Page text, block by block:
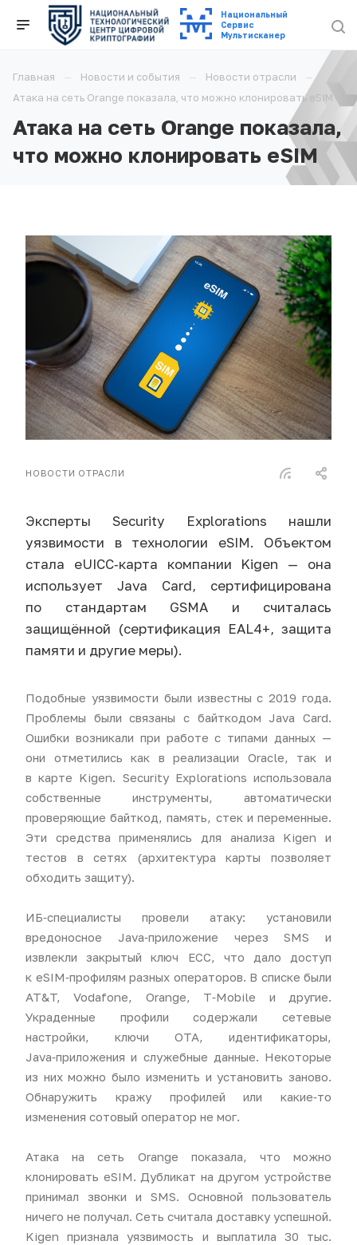
Национальный
Cервис
Мультисканер
Главная Новости и события
Новости отрасли
Атака на сеть Orange показала, что можно клонировать eSIM
Атака на сеть Orange показала,
что можно клонировать eSIM
НОВОСТИ ОТРАСЛИ
Эксперты Security Explorations нашли
уязвимости в технологии eSIM. Объектом
стала eUICC‑карта компании Kigen — она
использует Java Card, сертифицирована
по стандартам GSMA и считалась
защищённой (сертификация EAL4+, защита
памяти и другие меры).
Подобные уязвимости были известны с 2019 года.
Проблемы были связаны с байткодом Java Card.
Ошибки возникали при работе с типами данных —
они отметились как в реализации Oracle, так и
в карте Kigen. Security Explorations использовала
собственные инструменты, автоматически
проверяющие байткод, память, стек и переменные.
Эти средства применялись для анализа Kigen и
тестов в сетях (архитектура карты позволяет
обходить защиту).
ИБ‑специалисты провели атаку: установили
вредоносное Java‑приложение через SMS и
извлекли закрытый ключ ECC, что дало доступ
к eSIM‑профилям разных операторов. В списке были
AT&T, Vodafone, Orange, T‑Mobile и другие.
Украденные профили содержали сетевые
настройки, ключи OTA, идентификаторы,
Java‑приложения и служебные данные. Некоторые
из них можно было изменить и установить заново.
Обнаружить кражу профилей или какие‑то
изменения сотовый оператор не мог.
Атака на сеть Orange показала, что можно
клонировать eSIM. Дубликат на другом устройстве
принимал звонки и SMS. Основной пользователь
ничего не получал. Сеть считала доставку успешной.
Kigen признала уязвимость и выплатила 30 тыс.